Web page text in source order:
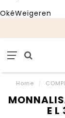
OkéWeigeren
Home /
E